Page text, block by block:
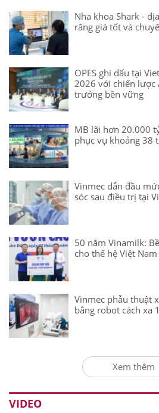
Nha khoa Shark -
răng giá tốt và
OPES ghi dấu tại
2026 với chiến lược
trưởng bền vững
MB lãi hơn 20.000
phục vụ khoảng 38
Vinmec dẫn đầu
sóc sau điều trị tại
50 năm Vinamilk:
cho thế hệ Việt
Vinmec phẫu thuật
bằng robot cách xa
Xem thêm
VIDEO